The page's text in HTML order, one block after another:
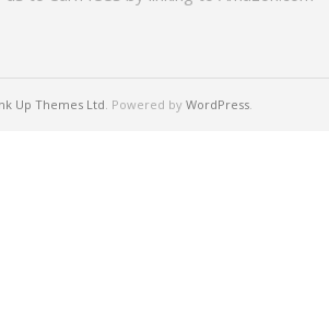
Up Themes Ltd. Powered by WordPress.